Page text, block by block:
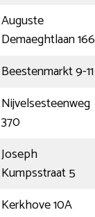
Auguste
Demaeghtlaan 166
Beestenmarkt 9-11
Nijvelsesteenweg
370
Joseph
Kumpsstraat 5
Kerkhove 10A